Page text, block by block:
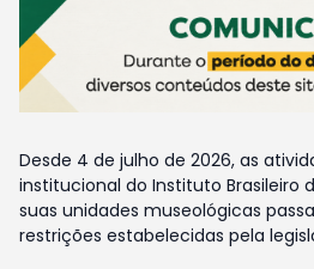
Desde 4 de julho de 2026, as
institucional do Instituto Brasileiro
suas unidades museológicas
restrições estabelecidas pela